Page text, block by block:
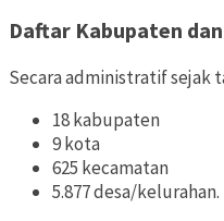
Daftar Kabupaten
Secara administratif sejak
18 kabupaten
9 kota
625 kecamatan
5.877 desa/kelurahan.